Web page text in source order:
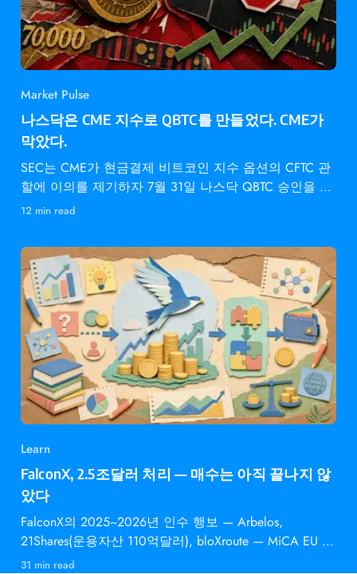
Market Pulse
나스닥은 CME 지수로 QBTC를 만들었다. CME가
막았다.
SEC는 CME가 현금결제 비트코인 지수 옵션의 CFTC 관
할에 이의를 제기하자 7월 31일 나스닥 QBTC 승인을 동
결했다.
12 min read
Learn
FalconX, 2.5조달러 처리 — 매수는 아직 끝나지 않
았다
FalconX의 2025~2026년 인수 행보 — Arbelos,
21Shares(운용자산 110억달러), bloXroute — MiCA EU 승
인과 의미
31 min read